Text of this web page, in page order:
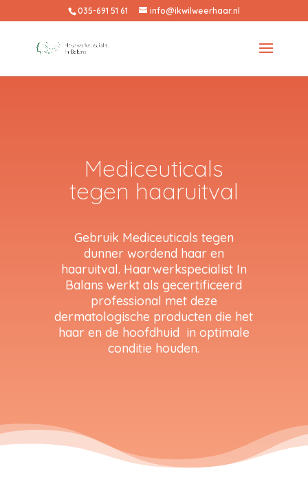
035-691 51 61 info@ikwilweerhaar.nl
Mediceuticals
tegen haaruitval
Gebruik Mediceuticals tegen
dunner wordend haar en
haaruitval. Haarwerkspecialist In
Balans werkt als gecertificeerd
professional met deze
dermatologische producten die het
haar en de hoofdhuid in optimale
conditie houden.